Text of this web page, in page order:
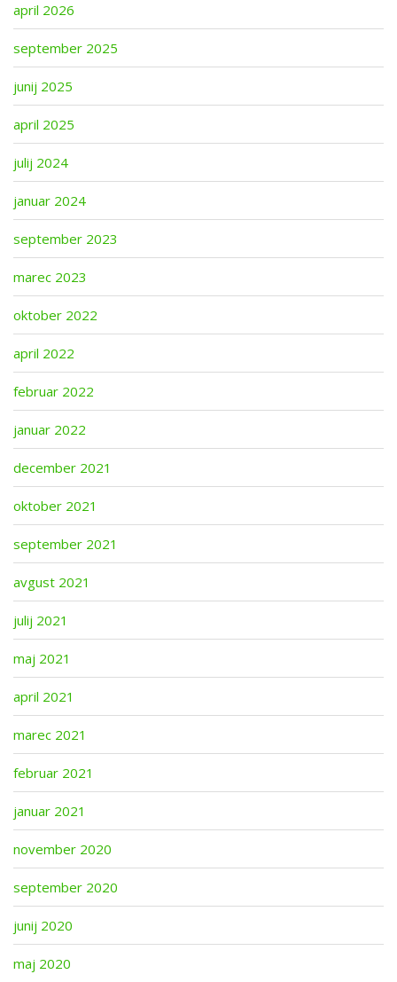
april 2026
september 2025
junij 2025
april 2025
julij 2024
januar 2024
september 2023
marec 2023
oktober 2022
april 2022
februar 2022
januar 2022
december 2021
oktober 2021
september 2021
avgust 2021
julij 2021
maj 2021
april 2021
marec 2021
februar 2021
januar 2021
november 2020
september 2020
junij 2020
maj 2020